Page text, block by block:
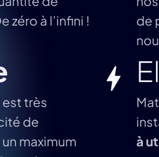
zéro à l’infini !
de
est très
de
maximum
à